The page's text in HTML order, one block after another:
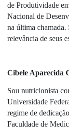
de Produtividade
Nacional de
na última chamada.
relevância de seus
Cibele Aparecida
Sou nutricionista
Universidade
regime de
Faculdade de